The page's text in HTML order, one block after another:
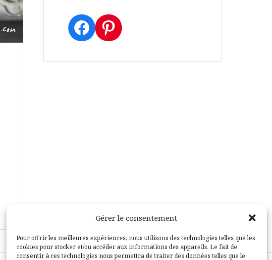
Gérer le consentement
Pour offrir les meilleures expériences, nous utilisons des technologies telles que les
cookies pour stocker et/ou accéder aux informations des appareils. Le fait de
consentir à ces technologies nous permettra de traiter des données telles que le
Facebook
Pinterest